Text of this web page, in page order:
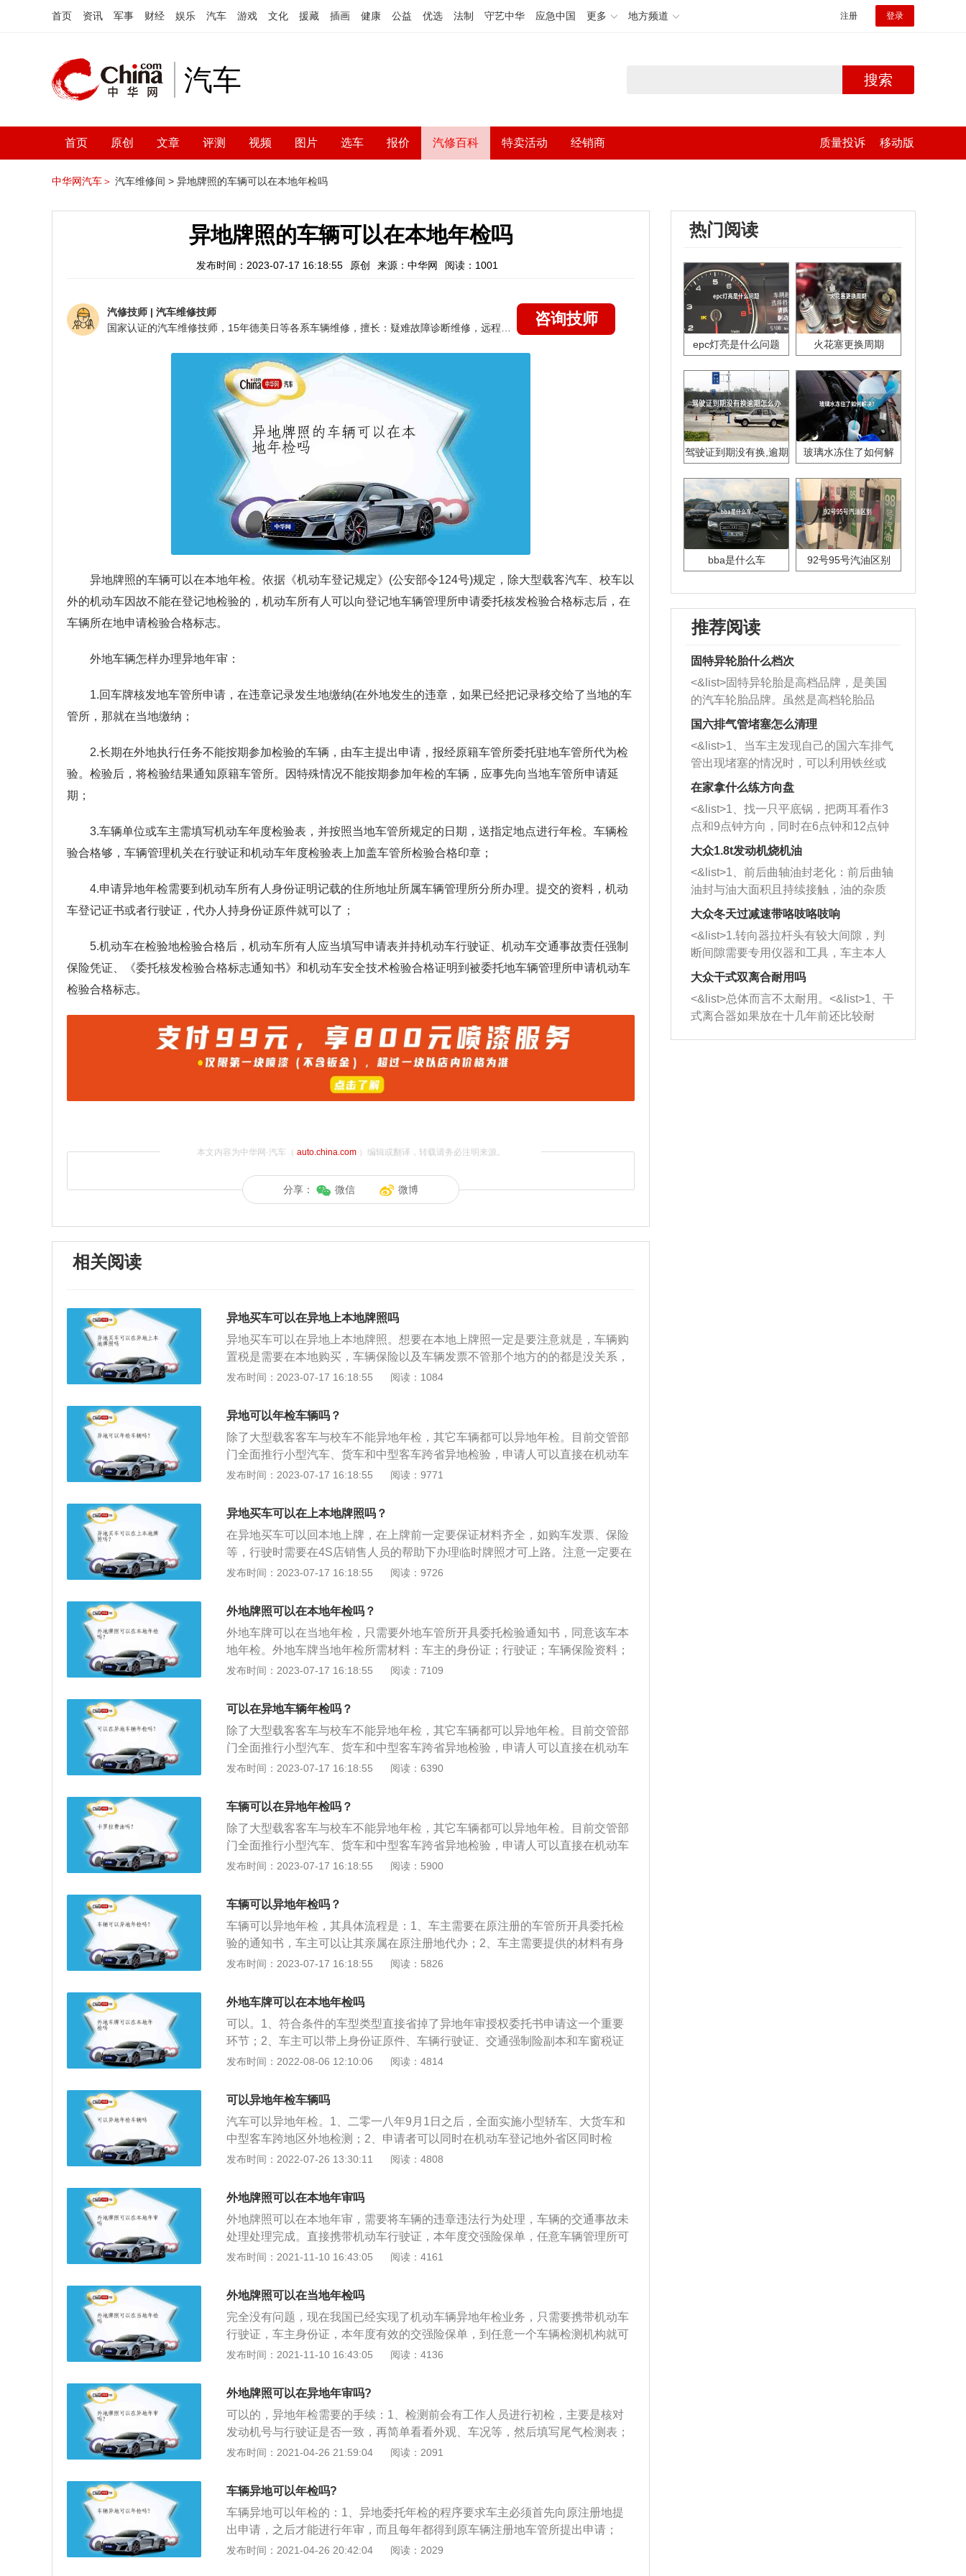
首页 资讯 军事 财经 娱乐 汽车 游戏 文化 援藏 插画 健康 公益 优选 法制 守艺中华 应急中国 更多 地方频道 注册 登录
汽车 搜索
首页 原创 文章 评测 视频 图片 选车 报价 汽修百科 特卖活动 经销商 质量投诉 移动版
中华网汽车＞ 汽车维修间 > 异地牌照的车辆可以在本地年检吗
异地牌照的车辆可以在本地年检吗
发布时间：2023-07-17 16:18:55 原创 来源：中华网 阅读：1001
汽修技师 | 汽车维修技师
咨询技师
异地牌照的车辆可以在本地年检。依据《机动车登记规定》(公安部令124号)规定，除大型载客汽车、校车以
外的机动车因故不能在登记地检验的，机动车所有人可以向登记地车辆管理所申请委托核发检验合格标志后，在
车辆所在地申请检验合格标志。
外地车辆怎样办理异地年审：
1.回车牌核发地车管所申请，在违章记录发生地缴纳(在外地发生的违章，如果已经把记录移交给了当地的车
管所，那就在当地缴纳；
2.长期在外地执行任务不能按期参加检验的车辆，由车主提出申请，报经原籍车管所委托驻地车管所代为检
验。检验后，将检验结果通知原籍车管所。因特殊情况不能按期参加年检的车辆，应事先向当地车管所申请延
期；
3.车辆单位或车主需填写机动车年度检验表，并按照当地车管所规定的日期，送指定地点进行年检。车辆检
验合格够，车辆管理机关在行驶证和机动车年度检验表上加盖车管所检验合格印章；
4.申请异地年检需要到机动车所有人身份证明记载的住所地址所属车辆管理所分所办理。提交的资料，机动
车登记证书或者行驶证，代办人持身份证原件就可以了；
5.机动车在检验地检验合格后，机动车所有人应当填写申请表并持机动车行驶证、机动车交通事故责任强制
保险凭证、《委托核发检验合格标志通知书》和机动车安全技术检验合格证明到被委托地车辆管理所申请机动车
检验合格标志。
本文内容为中华网·汽车（ auto.china.com）编辑或翻译，转载请务必注明来源。
分享： 微信 微博
相关阅读
异地买车可以在异地上本地牌照吗
异地买车可以在异地上本地牌照。想要在本地上牌照一定是要注意就是，车辆购
置税是需要在本地购买，车辆保险以及车辆发票不管那个地方的的都是没关系，
但是车辆购置税一定是要在本地购买的。当车主想在异地上车牌照时，可以采取
或者经销商拿车辆合格证，车辆合格证很重要，是车辆上牌所必须的；而且购车
时会开具三联的购车发票，因此也要保留好，在接下来的上牌等手续都会用到
的；2、缴纳车辆购置税，拿到完税正副税本：车辆购买后，要缴纳车辆购置
税，一般就近去车辆管理所，缴纳成功车辆购置税后，就会得到完税正副税本，
这是办理上牌时所需要的；3、准备好个人身份证件和暂住证件：提前准备好身
车辆；4、准备好车辆保险单；5、查验车辆外观、识别代码等：由专门交警查验
车辆，主要检查车辆识别代码，车辆外观，车辆警示三角号牌等；6、选择车辆
号牌号码：查验完车辆后，可以到车管所大厅选号码了，一般选号有自编选号和
待拿号牌了，一般三~五个工作日即可拿到号牌。
发布时间：2023-07-17 16:18:55 阅读：1084
异地可以年检车辆吗？
除了大型载客客车与校车不能异地年检，其它车辆都可以异地年检。目前交管部
门全面推行小型汽车、货车和中型客车跨省异地检验，申请人可以直接在机动车
登记地以外省份直接检验，申领检验合格标志，无需办理委托检验手续。大型载
小型、微型非营运载客汽车6年内免检，超过6年每年不满10年，每两年检验一
次；超过10年不满15年的，每年年检一次；超过15年，每6个月检验1次；营运载
客汽车5年以内每年检验1次；超过5年，每6个月检验1次；载货汽车和大型、中
型非营运载客汽车10年以内每年检验1次；超过10年，每6个月检验1次；进口车
辆跟其它车型一样，在任意检测场都可以定期检验。年检的注意事项：年检的不
行驶；无故不参加年检或年检不合格的车辆，不准在道路上行驶，也不准转籍；
符合报废条件或使用超过规定年限的车辆，不予检验，并收回牌证，注销档案，
予以报废。
发布时间：2023-07-17 16:18:55 阅读：9771
异地买车可以在上本地牌照吗？
在异地买车可以回本地上牌，在上牌前一定要保证材料齐全，如购车发票、保险
等，行驶时需要在4S店销售人员的帮助下办理临时牌照才可上路。注意一定要在
临时牌照有效期内把车开回本地，否则需要再次申请。回到本地的上牌流程是：
件：准备身份证原件及复印件、车辆出厂合格证、交强险副本、完税证明副本、
拓印码、跟车照片、购车发票第四联注册联等证件；上牌：到车管所办理上牌。
发布时间：2023-07-17 16:18:55 阅读：9726
外地牌照可以在本地年检吗？
外地车牌可以在当地年检，只需要外地车管所开具委托检验通知书，同意该车本
地年检。外地车牌当地年检所需材料：车主的身份证；行驶证；车辆保险资料；
车船税原件复印件；异地年检申请书。关于外地车牌本地年检规定如下：1、非
税纳税或者免征证明后，处理完交通违法、交通事故后，可直接向公安交管部门
申请领取检验标志。（期间车辆未发生过造成人员伤亡的交通事故）六年后需上
线年检。货车、面包车、公司注册车辆，均不在新规范围内。2、非营运小型客
车，前6年每两年年检一次：第7年至第15年每年年检一次。非营运中、及货车，
前10年每年年检一次，第11年起每半年年检一次。营运车辆，前5年每年年检一
检一次。
发布时间：2023-07-17 16:18:55 阅读：7109
可以在异地车辆年检吗？
除了大型载客客车与校车不能异地年检，其它车辆都可以异地年检。目前交管部
门全面推行小型汽车、货车和中型客车跨省异地检验，申请人可以直接在机动车
登记地以外省份直接检验，申领检验合格标志，无需办理委托检验手续。大型载
小型、微型非营运载客汽车6年内免检，超过6年每年不满10年，每两年检验一
次；超过10年不满15年的，每年年检一次；超过15年，每6个月检验1次；营运载
客汽车5年以内每年检验1次；超过5年，每6个月检验1次；载货汽车和大型、中
型非营运载客汽车10年以内每年检验1次；超过10年，每6个月检验1次；进口车
辆跟其它车型一样，在任意检测场都可以定期检验。年检的注意事项：年检的不
行驶；无故不参加年检或年检不合格的车辆，不准在道路上行驶，也不准转籍；
符合报废条件或使用超过规定年限的车辆，不予检验，并收回牌证，注销档案，
予以报废。
发布时间：2023-07-17 16:18:55 阅读：6390
车辆可以在异地年检吗？
除了大型载客客车与校车不能异地年检，其它车辆都可以异地年检。目前交管部
门全面推行小型汽车、货车和中型客车跨省异地检验，申请人可以直接在机动车
登记地以外省份直接检验，申领检验合格标志，无需办理委托检验手续。大型载
小型、微型非营运载客汽车6年内免检，超过6年每年不满10年，每两年检验一
次；超过10年不满15年的，每年年检一次；超过15年，每6个月检验1次；营运载
客汽车5年以内每年检验1次；超过5年，每6个月检验1次；载货汽车和大型、中
型非营运载客汽车10年以内每年检验1次；超过10年，每6个月检验1次；进口车
辆跟其它车型一样，在任意检测场都可以定期检验。年检的注意事项：年检的不
行驶；无故不参加年检或年检不合格的车辆，不准在道路上行驶，也不准转籍；
符合报废条件或使用超过规定年限的车辆，不予检验，并收回牌证，注销档案，
予以报废。
发布时间：2023-07-17 16:18:55 阅读：5900
车辆可以异地年检吗？
车辆可以异地年检，其具体流程是：1、车主需要在原注册的车管所开具委托检
验的通知书，车主可以让其亲属在原注册地代办；2、车主需要提供的材料有身
份证、行车证、车辆的保险资料、车船税的原件复印件、异地年检的申请书、委
清洁、齐全、有效，漆面是否均匀美观；2、检验车辆的制动性、转向操纵性、
证、号牌、车辆档案所有登记是否与车况相符。
发布时间：2023-07-17 16:18:55 阅读：5826
外地车牌可以在本地年检吗
可以。1、符合条件的车型类型直接省掉了异地年审授权委托书申请这一个重要
环节；2、车主可以带上身份证原件、车辆行驶证、交通强制险副本和车窗税证
明材料到你车子所在城市的任意具有资质的检验站完成年检。大型载客客运车与
够看车辆行驶证上的标注。从上边的最新规定可以悉知，目前省外车是可以在当
地年检的。相比之前，如今省外车在当地年检的手续和正常的手续并无差别。根
据过去的标准，省外车在当地年检，车主要返回机动车登记地申请办理“异地年审
授权委托书”，才能返回机动车使用地参加年检。政策实施后，省外车只需带身份
证、车辆行驶证、交通强制险副本原件、车船税证明材料即可到全国任意检验站
年检就是其中一个项目。更别说车主，许多承诺可以代理汽车年审业务的保险行
业全部都是授权委托第三方平台去帮客户完成年检的。
发布时间：2022-08-06 12:10:06 阅读：4814
可以异地年检车辆吗
汽车可以异地年检。1、二零一八年9月1日之后，全面实施小型轿车、大货车和
中型客车跨地区外地检测；2、申请者可以同时在机动车登记地外省区同时检
测，申请办理检测及格标志；3、无需申请办理授权委托检测办理手续。通常情
区做好车辆年审。从二零一八年9月1之日起，在我国刚开始全面实施小型轿车、
大货车和中型客车跨地区外地检测，外地检申请者可以同时在机动车登记地外的
省区同时检测，申请办理检测及格标志，无需再申请办理授权委托检测办理手
续。车子异地年审之前需要提供原注册地委托书，而现在不再需要，只需要携带
好车主身份证或代办人的身份证、行驶证、交强险副本以及车船税证明，就近选
发布时间：2022-07-26 13:30:11 阅读：4808
外地牌照可以在本地年审吗
外地牌照可以在本地年审，需要将车辆的违章违法行为处理，车辆的交通事故未
处理处理完成。直接携带机动车行驶证，本年度交强险保单，任意车辆管理所可
办理。现在是可以办理异地年审的手续的，车辆在异地使用，可以在使用的当地
行驶证，车主本人的身份证，代办的情况下需要携带代办人的身份证原件和复印
件，车辆的强制保险保单等手续，准备好之后就可以去办理离审车了。
发布时间：2021-11-10 16:43:05 阅读：4161
外地牌照可以在当地年检吗
完全没有问题，现在我国已经实现了机动车辆异地年检业务，只需要携带机动车
行驶证，车主身份证，本年度有效的交强险保单，到任意一个车辆检测机构就可
以检测车辆。外地号牌是可以在当地办理年检手续的。异地检测现在已经是全国
做的一项检测。是根据道路交通安全法实施条例中的相关文件规定，在机动车辆
年检的时候需要对车辆进行安全隐患检测，可以增强汽车的维护和保养，避免一
些不必要的交通事故发生。
发布时间：2021-11-10 16:43:05 阅读：4136
外地牌照可以在异地年审吗?
可以的，异地年检需要的手续：1、检测前会有工作人员进行初检，主要是核对
发动机号与行驶证是否一致，再简单看看外观、车况等，然后填写尾气检测表；
2、持外观检验单到外观工位，先查相关手续，核验第三者保险（强制性保险）
退回押金，交工本费领“机动车检验合格标志”，标后和行驶证副证上均打印有效
期，绿标背后会写上有效期（下一次检验的月份）；4、需要携身份证，驾驶
证，机动车行驶证、交强险保险凭证就可到车管所办理。
发布时间：2021-04-26 21:59:04 阅读：2091
车辆异地可以年检吗?
车辆异地可以年检的：1、异地委托年检的程序要求车主必须首先向原注册地提
出申请，之后才能进行年审，而且每年都得到原车辆注册地车管所提出申请；
2、如果在车辆使用地有未处理的违章行为，必须提前处理完毕；3、办理委托异
发布时间：2021-04-26 20:42:04 阅读：2029
热门阅读
epc灯亮是什么问题 火花塞更换周期
驾驶证到期没有换,逾期
玻璃水冻住了如何解
bba是什么车 92号95号汽油区别
推荐阅读
固特异轮胎什么档次
<&list>固特异轮胎是高档品牌，是美国
的汽车轮胎品牌。虽然是高档轮胎品
牌，但是中高低端的轮胎都有生产，这
也是为了更好的开拓市场。
国六排气管堵塞怎么清理
<&list>1、当车主发现自己的国六车排气
管出现堵塞的情况时，可以利用铁丝或
者是细棍，直接将杂物给取出来，如果
堵塞情况比较严重，也可以采取应急措
施。 <&list>2、直接利用木棍将所有的
杂物推到排气管里面的位置处，然后将
三元催化器拆解开，就可以将堵塞的东
西取出来。但如果是因为积碳过多引起
的堵塞，就需要将三元催化器泡在草酸
洗剂对堵塞的情况得到解决，将清洗剂
放在燃油箱中，与燃油混合后，车辆启
动时，就可以和汽油一起进入到燃烧
室，最后形成废气排出，就可以让三元
催化器得到清洗，排气管堵塞的情况就
能够得到解决。
在家拿什么练方向盘
<&list>1、找一只平底锅，把两耳看作3
点和9点钟方向，同时在6点钟和12点钟
方向做一个标记。 <&list>2、双手握住
一圈半的练习，往右同样也要打相同的
圈数。 <&list>3、最后强调要反复练
习，这样就可以形成肌肉记忆，在真实
驾驶车辆时，不需要记忆也能打好方
向。
大众1.8t发动机烧机油
<&list>1、前后曲轴油封老化：前后曲轴
油封与油大面积且持续接触，油的杂质
和发动机内持续温度变化使其密封效果
逐渐减弱，导致渗油或漏油。<&list>2、
活塞间隙过大：积碳会使活塞环与缸体
的间隙扩大，导致机油流入燃烧室中，
造成烧机油。<&list>3、机油粘度。使用
机油粘度过小的话，同样会有烧机油现
象，机油粘度过小具有很好的流动性，
大众冬天过减速带咯吱咯吱响
<&list>1.转向器拉杆头有较大间隙，判
断间隙需要专用仪器和工具，车主本人
无法制作，需要将车辆送到修理厂或4s
店；<&list>2.车辆半轴套管防尘罩破
裂，破裂后会出现漏油现象，使半轴磨
损严重，磨损的半轴容易损坏，产生异
响；<&list>3.稳定器的转向胶套和球头
大众干式双离合耐用吗
<&list>总体而言不太耐用。<&list>1、干
式离合器如果放在十几年前还比较耐